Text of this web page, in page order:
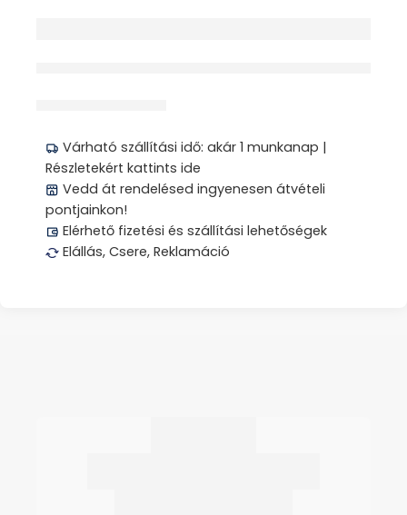
Várható szállítási idő: akár 1 munkanap |
Részletekért kattints ide
Vedd át rendelésed ingyenesen átvételi
pontjainkon!
Elérhető fizetési és szállítási lehetőségek
Elállás, Csere, Reklamáció